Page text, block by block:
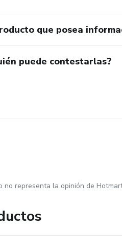
que posea
puede contestarlas?
no representa la opinión de